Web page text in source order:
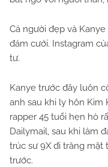
Cả người đẹp và
đám cưới. Instagram
tư.
Kanye trước đây luôn
anh sau khi ly hôn Kim
rapper 45 tuổi hẹn hò
Dailymail, sau khi làm
trúc sư 9X đi trăng mật
trước.